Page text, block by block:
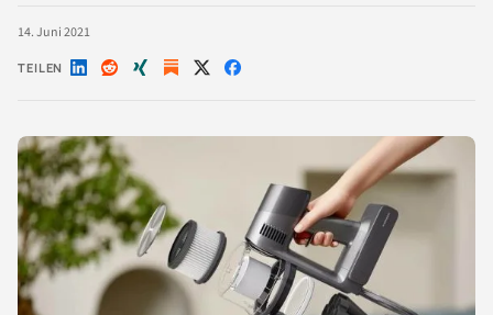
14. Juni 2021
TEILEN Auf Auf Auf Auf Auf